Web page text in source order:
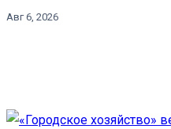
Авг 6, 2026